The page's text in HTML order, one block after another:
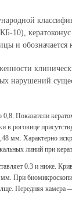
10),
и обозначается
нарушений
0,8. Показатели
в роговице
мм. Характерно
линий при
0.3 и ниже.
При
Передняя камера